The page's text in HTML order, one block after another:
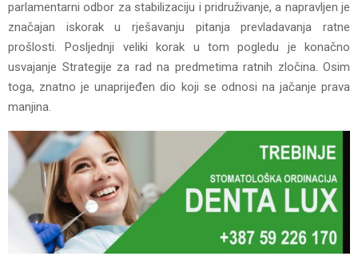
parlamentarni odbor za stabilizaciju i pridruživanje, a napravljen je
značajan iskorak u rješavanju pitanja prevladavanja ratne
prošlosti. Posljednji veliki korak u tom pogledu je konačno
usvajanje Strategije za rad na predmetima ratnih zločina. Osim
toga, znatno je unaprijeđen dio koji se odnosi na jačanje prava
manjina.